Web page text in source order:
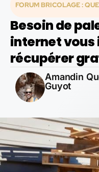
FORUM BRICOLAGE :
Besoin de
internet vous
récupérer
Amandin
Guyot